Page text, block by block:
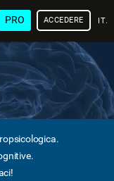
PRO ACCEDERE